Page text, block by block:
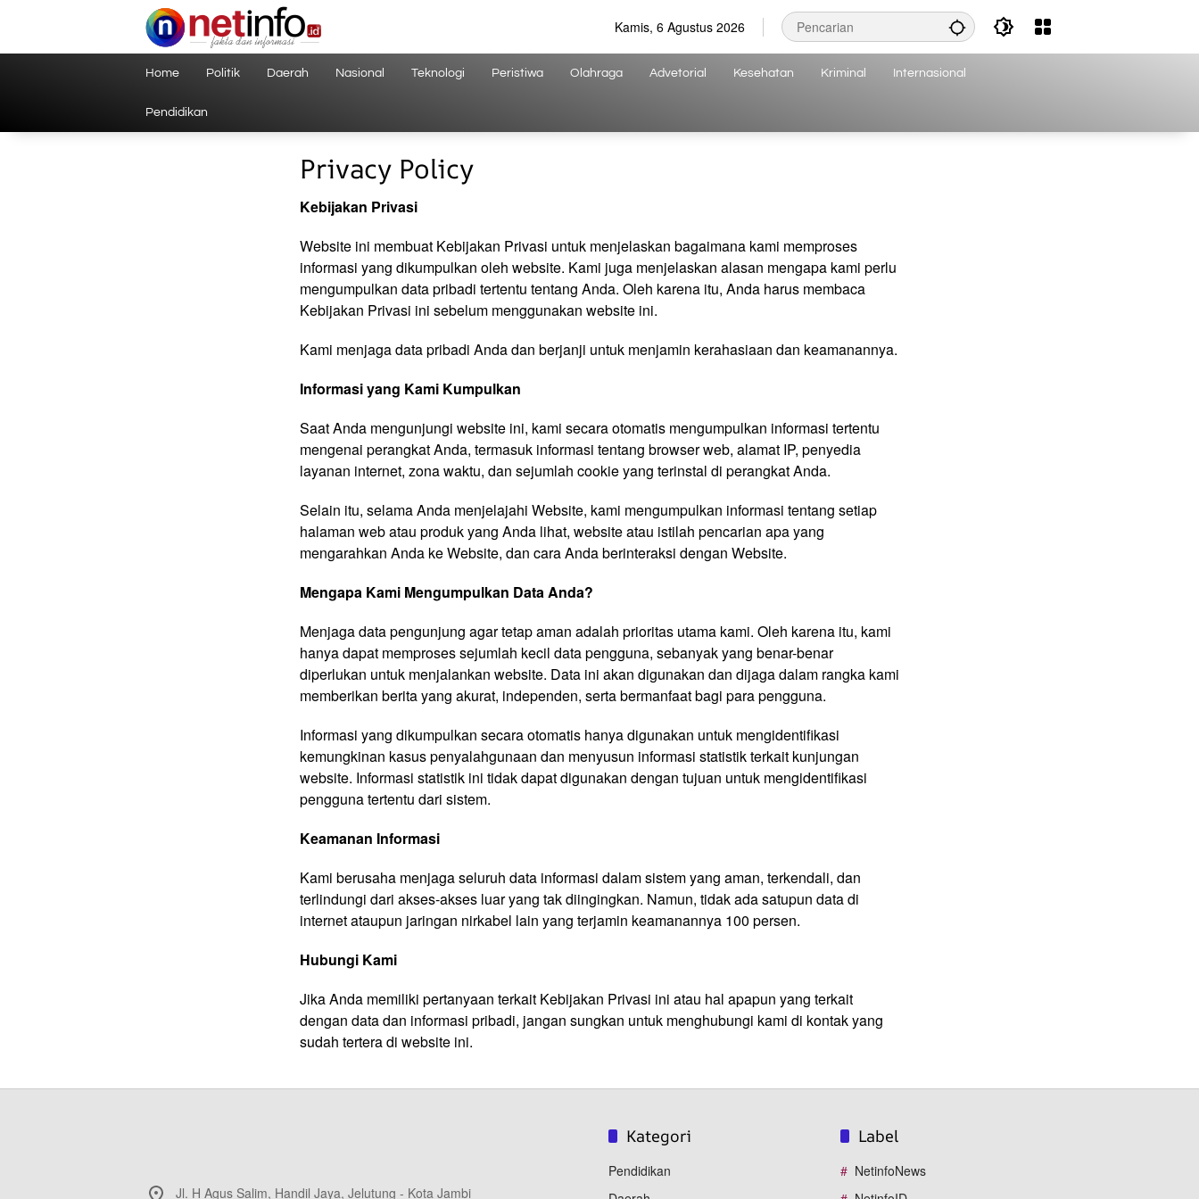
Kamis, 6 Agustus 2026
Home Politik Daerah Nasional Teknologi Peristiwa Olahraga Advetorial Kesehatan Kriminal Internasional
Pendidikan
Privacy Policy
Kebijakan Privasi
Website ini membuat Kebijakan Privasi untuk menjelaskan bagaimana kami memproses
informasi yang dikumpulkan oleh website. Kami juga menjelaskan alasan mengapa kami perlu
mengumpulkan data pribadi tertentu tentang Anda. Oleh karena itu, Anda harus membaca
Kebijakan Privasi ini sebelum menggunakan website ini.
Kami menjaga data pribadi Anda dan berjanji untuk menjamin kerahasiaan dan keamanannya.
Informasi yang Kami Kumpulkan
Saat Anda mengunjungi website ini, kami secara otomatis mengumpulkan informasi tertentu
mengenai perangkat Anda, termasuk informasi tentang browser web, alamat IP, penyedia
layanan internet, zona waktu, dan sejumlah cookie yang terinstal di perangkat Anda.
Selain itu, selama Anda menjelajahi Website, kami mengumpulkan informasi tentang setiap
halaman web atau produk yang Anda lihat, website atau istilah pencarian apa yang
mengarahkan Anda ke Website, dan cara Anda berinteraksi dengan Website.
Mengapa Kami Mengumpulkan Data Anda?
Menjaga data pengunjung agar tetap aman adalah prioritas utama kami. Oleh karena itu, kami
hanya dapat memproses sejumlah kecil data pengguna, sebanyak yang benar-benar
diperlukan untuk menjalankan website. Data ini akan digunakan dan dijaga dalam rangka kami
memberikan berita yang akurat, independen, serta bermanfaat bagi para pengguna.
Informasi yang dikumpulkan secara otomatis hanya digunakan untuk mengidentifikasi
kemungkinan kasus penyalahgunaan dan menyusun informasi statistik terkait kunjungan
website. Informasi statistik ini tidak dapat digunakan dengan tujuan untuk mengidentifikasi
pengguna tertentu dari sistem.
Keamanan Informasi
Kami berusaha menjaga seluruh data informasi dalam sistem yang aman, terkendali, dan
terlindungi dari akses-akses luar yang tak diingingkan. Namun, tidak ada satupun data di
internet ataupun jaringan nirkabel lain yang terjamin keamanannya 100 persen.
Hubungi Kami
Jika Anda memiliki pertanyaan terkait Kebijakan Privasi ini atau hal apapun yang terkait
dengan data dan informasi pribadi, jangan sungkan untuk menghubungi kami di kontak yang
sudah tertera di website ini.
Jl. H Agus Salim, Handil Jaya, Jelutung - Kota Jambi
Kategori
Pendidikan
Label
NetinfoNews